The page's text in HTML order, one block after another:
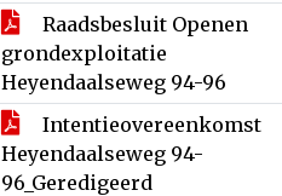
Raadsbesluit Openen
grondexploitatie
Heyendaalseweg 94-96
Intentieovereenkomst
Heyendaalseweg 94-
96_Geredigeerd